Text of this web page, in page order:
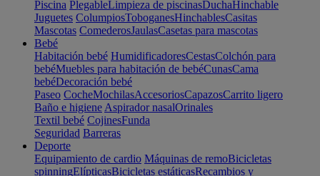
Piscina PlegableLimpieza de piscinasDuchaHinchable
Juguetes ColumpiosToboganesHinchablesCasitas
Mascotas ComederosJaulasCasetas para mascotas
Bebé
Habitación bebé HumidificadoresCestasColchón para
bebéMuebles para habitación de bebéCunasCama
bebéDecoración bebé
Paseo CocheMochilasAccesoriosCapazosCarrito ligero
Baño e higiene Aspirador nasalOrinales
Textil bebé CojinesFunda
Seguridad Barreras
Deporte
Equipamiento de cardio Máquinas de remoBicicletas
spinningElípticasBicicletas estáticasRecambios y